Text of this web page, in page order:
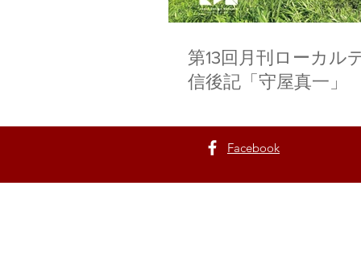
第13回月刊ローカル
信後記「守屋真一」
Facebook